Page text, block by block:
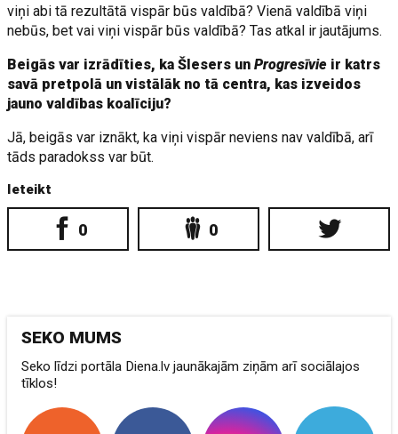
viņi abi tā rezultātā vispār būs valdībā? Vienā valdībā viņi
nebūs, bet vai viņi vispār būs valdībā? Tas atkal ir jautājums.
Beigās var izrādīties, ka Šlesers unProgresīvie ir katrs
savā pretpolā un vistālāk no tā centra, kas izveidos
jauno valdības koalīciju?
Jā, beigās var iznākt, ka viņi vispār neviens nav valdībā, arī
tāds paradokss var būt.
Ieteikt
0 0
SEKO MUMS
Seko līdzi portāla Diena.lv jaunākajām ziņām arī sociālajos
tīklos!